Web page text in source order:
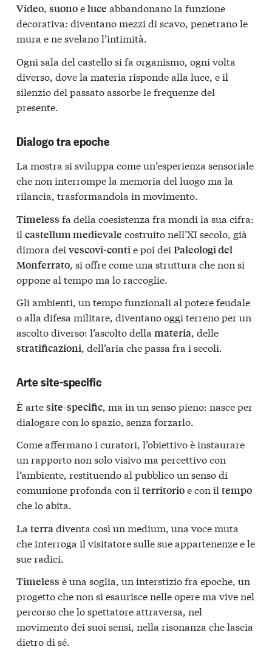
Video, suonoeluce abbandonano la funzione
decorativa: diventano mezzi di scavo, penetrano le
mura e ne svelano l’intimità.
Ogni sala del castello si fa organismo, ogni volta
diverso, dove la materia risponde alla luce, e il
silenzio del passato assorbe le frequenze del
presente.
Dialogo tra epoche
La mostra si sviluppa come un’esperienza sensoriale
che non interrompe la memoria del luogo ma la
rilancia, trasformandola in movimento.
Timeless fa della coesistenza fra mondi la sua cifra:
il castellum medievale costruito nell’XI secolo, già
dimora dei vescovi-contie poi dei Paleologi del
Monferrato, si offre come una struttura che non si
oppone al tempo ma lo raccoglie.
Gli ambienti, un tempo funzionali al potere feudale
o alla difesa militare, diventano oggi terreno per un
ascolto diverso: l’ascolto della materia, delle
stratificazioni, dell’aria che passa fra i secoli.
Arte site-specific
È artesite-specific , ma in un senso pieno: nasce per
dialogare con lo spazio, senza forzarlo.
Come affermano i curatori, l’obiettivo è instaurare
un rapporto non solo visivo ma percettivo con
l’ambiente, restituendo al pubblico un senso di
comunione profonda con il territorioe con il tempo
che lo abita.
La terradiventa così un medium, una voce muta
che interroga il visitatore sulle sue appartenenze e le
sue radici.
Timeless è una soglia, un interstizio fra epoche, un
progetto che non si esaurisce nelle opere ma vive nel
percorso che lo spettatore attraversa, nel
movimento dei suoi sensi, nella risonanza che lascia
dietro di sé.